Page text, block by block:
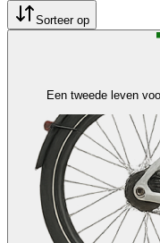
Sorteer op
Een tweede leven